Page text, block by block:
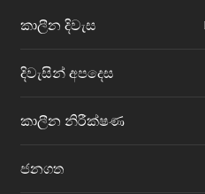
කාලීන දිවැස
දිවැසින් අපදෙස
කාලීන නිරීක්ෂණ
ජනගත